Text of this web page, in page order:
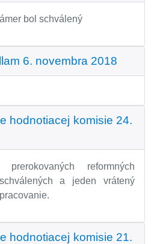
bol schválený
6. novembra 2018
hodnotiacej komisie 24.
reformných
a jeden vrátený
hodnotiacej komisie 21.